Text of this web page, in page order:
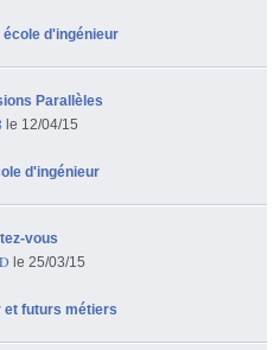
école d'ingénieur
Parallèles
le 12/04/15
d'ingénieur
vous
le 25/03/15
et futurs métiers